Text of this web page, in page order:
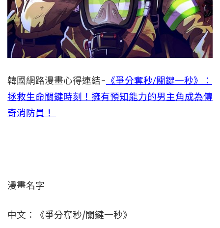
韓國網路漫畫心得連結- 《爭分奪秒/關鍵一秒》：
拯救生命關鍵時刻！擁有預知能力的男主角成為傳
奇消防員！
漫畫名字
中文：《爭分奪秒/關鍵一秒》